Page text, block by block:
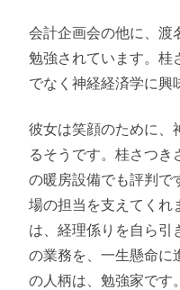
会計企画会の他に、渡
勉強されています。桂
でなく神経経済学に興
彼女は笑顔のために、
るそうです。桂さつ
の暖房設備でも評判で
場の担当を支えてくれ
は、経理係りを自ら引
の業務を、一生懸命に
の人柄は、勉強家です